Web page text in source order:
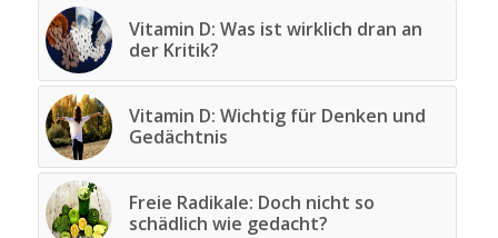
Vitamin D: Was ist wirklich dran an
der Kritik?
Vitamin D: Wichtig für Denken und
Gedächtnis
Freie Radikale: Doch nicht so
schädlich wie gedacht?